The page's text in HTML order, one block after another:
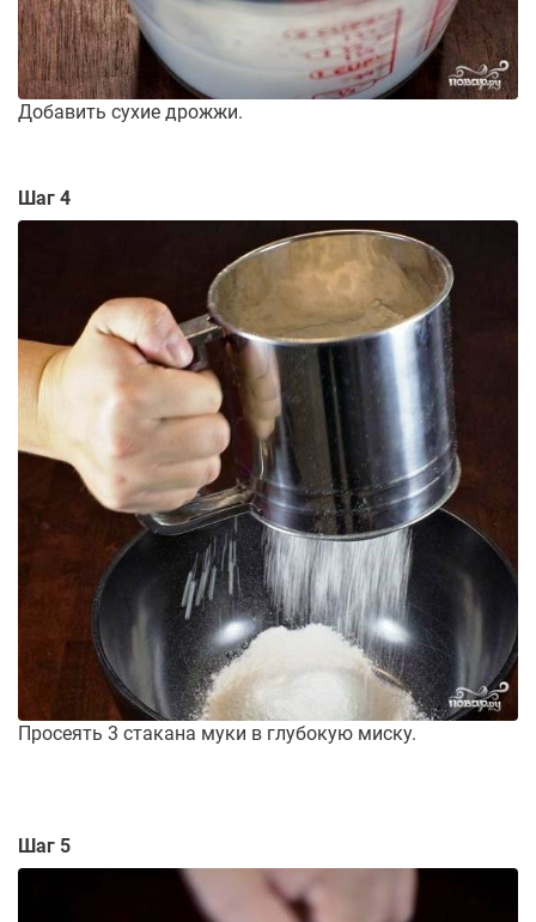
Добавить сухие дрожжи.
Шаг 4
Просеять 3 стакана муки в глубокую миску.
Шаг 5